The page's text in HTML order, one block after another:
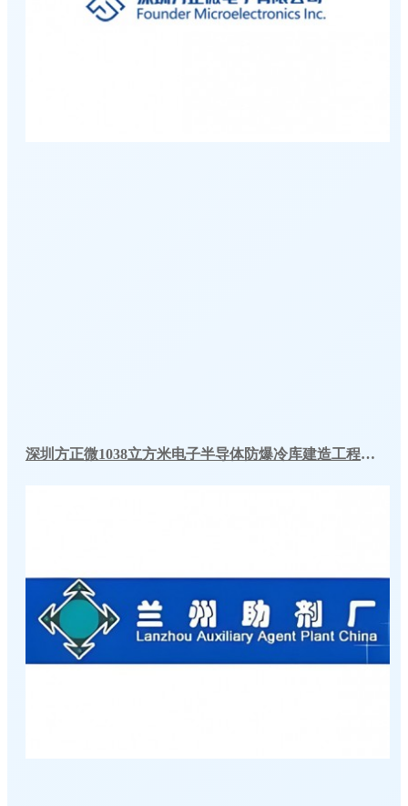
深圳方正微1038立方米电子半导体防爆冷库建造工程案例